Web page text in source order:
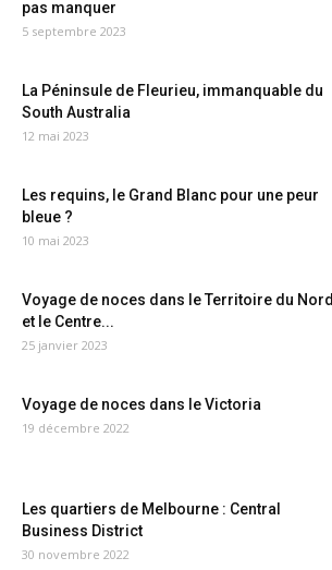
pas manquer
5 septembre 2023
La Péninsule de Fleurieu, immanquable du
South Australia
12 mai 2023
Les requins, le Grand Blanc pour une peur
bleue ?
10 mai 2023
Voyage de noces dans le Territoire du Nord
et le Centre...
25 janvier 2023
Voyage de noces dans le Victoria
19 décembre 2022
Les quartiers de Melbourne : Central
Business District
30 novembre 2022